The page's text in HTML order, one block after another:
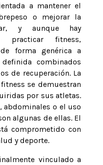
a mantener el
o mejorar la
y aunque hay
practicar fitness,
forma genérica a
combinados
de recuperación. La
se demuestran
por sus atletas.
abdominales o el uso
algunas de ellas. El
comprometido con
y deporte.
vinculado a